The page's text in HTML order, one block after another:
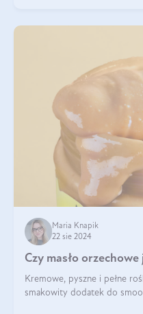
Maria Knapik
22 sie 2024
Czy masło
Kremowe, pyszne i pełne
smakowity dodatek do